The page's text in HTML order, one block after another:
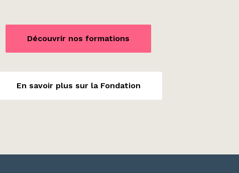
Découvrir nos formations
En savoir plus sur la Fondation